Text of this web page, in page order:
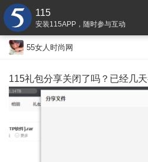
115
安装115APP，随时参与互动
55女人时尚网
115礼包分享关闭了吗？已经几天